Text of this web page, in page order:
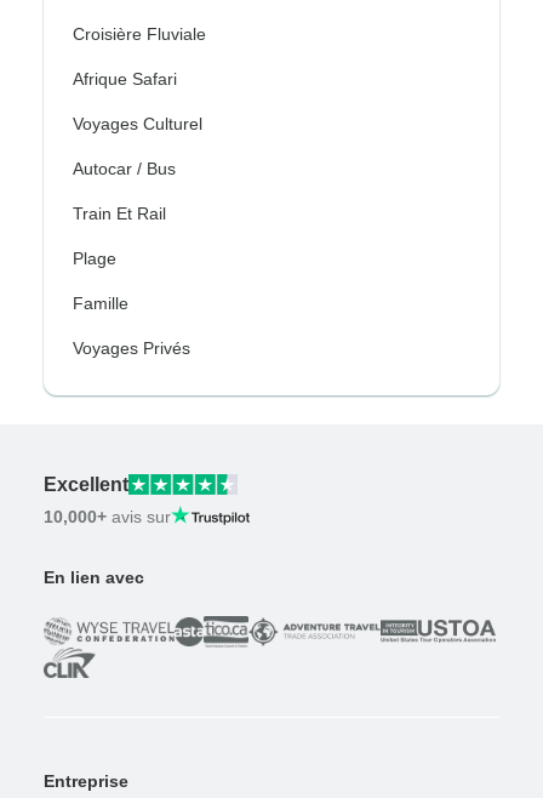
Croisière Fluviale
Afrique Safari
Voyages Culturel
Autocar / Bus
Train Et Rail
Plage
Famille
Voyages Privés
Excellent
10,000+ avis sur
En lien avec
Entreprise